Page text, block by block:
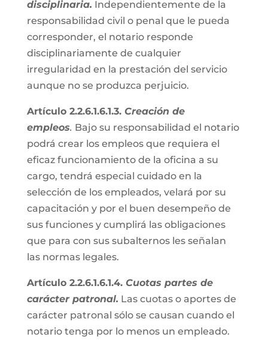
disciplinaria. Independientemente de la
responsabilidad civil o penal que le pueda
corresponder, el notario responde
disciplinariamente de cualquier
irregularidad en la prestación del servicio
aunque no se produzca perjuicio.
Artículo 2.2.6.1.6.1.3. Creación de
empleos. Bajo su responsabilidad el notario
podrá crear los empleos que requiera el
eficaz funcionamiento de la oficina a su
cargo, tendrá especial cuidado en la
selección de los empleados, velará por su
capacitación y por el buen desempeño de
sus funciones y cumplirá las obligaciones
que para con sus subalternos les señalan
las normas legales.
Artículo 2.2.6.1.6.1.4. Cuotas partes de
carácter patronal. Las cuotas o aportes de
carácter patronal sólo se causan cuando el
notario tenga por lo menos un empleado.